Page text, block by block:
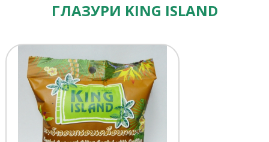
ГЛАЗУРИ KING ISLAND